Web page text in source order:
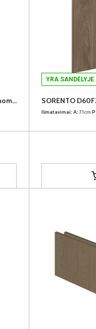
SORENTO COKOLIS 100/15 pastatomoms virtuvės spintelėms
YRA SANDĖLYJE
Išmatavimai: A: 71cm P: